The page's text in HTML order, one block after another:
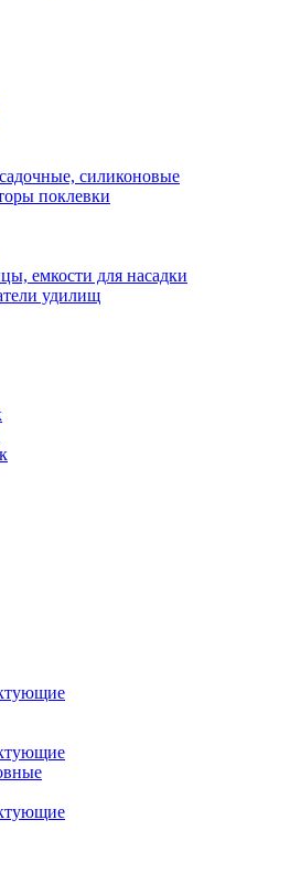
силиконовые
поклевки
емкости для насадки
удилищ